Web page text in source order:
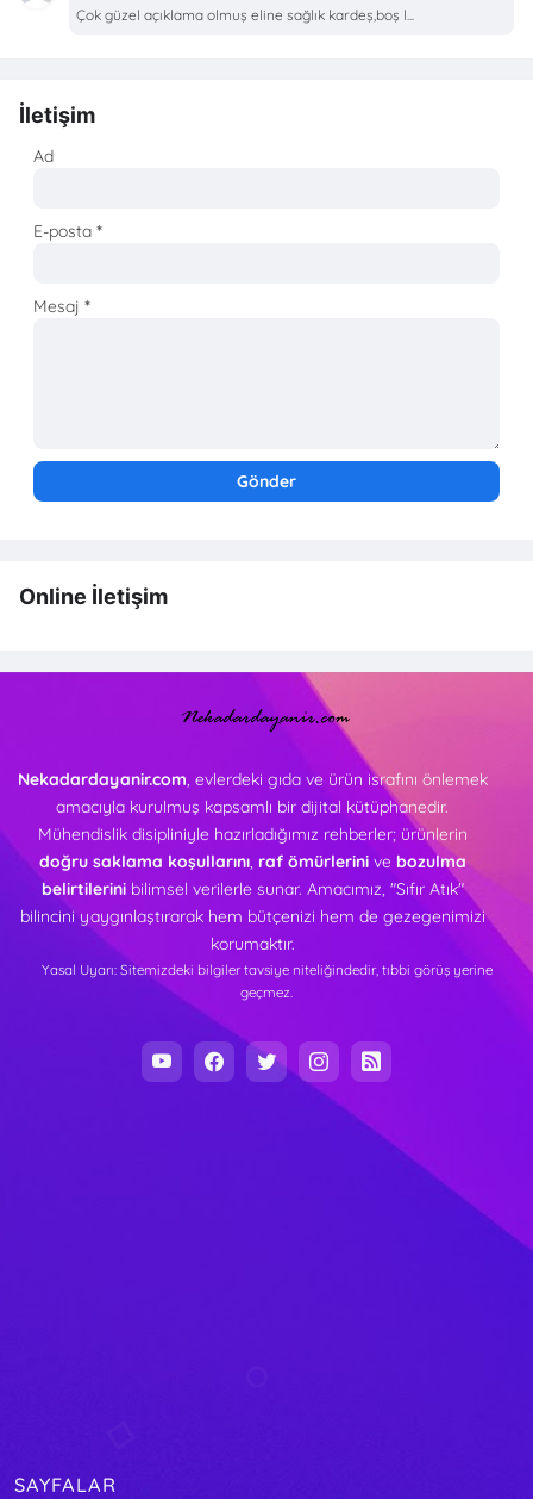
Çok güzel açıklama olmuş eline sağlık kardeş,boş l...
İletişim
Ad
E-posta*
Mesaj*
Online İletişim
Nekadardayanir.com, evlerdeki gıda ve ürün israfını önlemek
amacıyla kurulmuş kapsamlı bir dijital kütüphanedir.
Mühendislik disipliniyle hazırladığımız rehberler; ürünlerin
doğru saklama koşullarını, raf ömürlerinive bozulma
belirtilerinibilimsel verilerle sunar. Amacımız, "Sıfır Atık"
bilincini yaygınlaştırarak hem bütçenizi hem de gezegenimizi
korumaktır.
Yasal Uyarı: Sitemizdeki bilgiler tavsiye niteliğindedir, tıbbi görüş yerine
geçmez.
SAYFALAR